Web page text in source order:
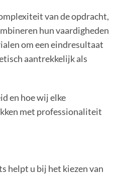
van de opdracht,
hun vaardigheden
om een eindresultaat
aantrekkelijk als
en hoe wij elke
met professionaliteit
helpt u bij het kiezen van